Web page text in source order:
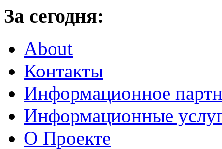
За сегодня:
About
Контакты
Информационное
Информационные
О Проекте